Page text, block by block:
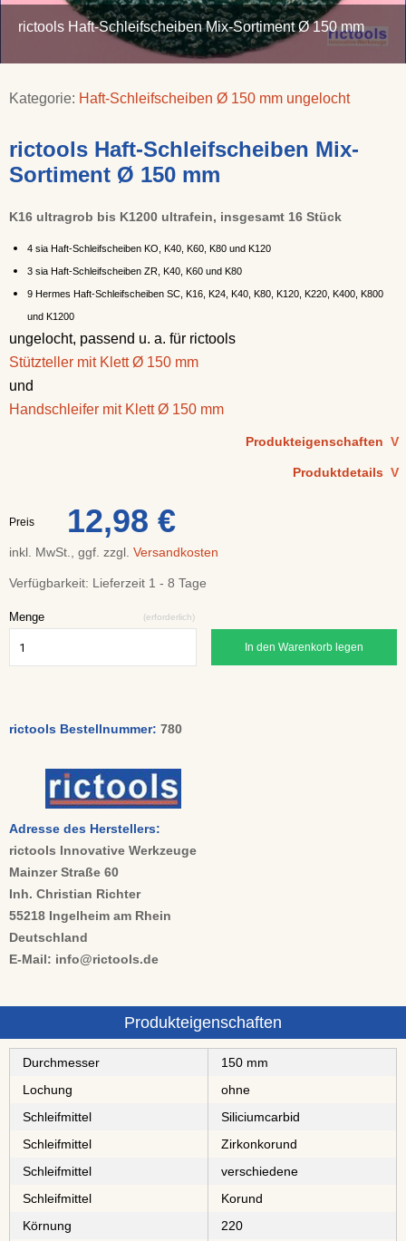
rictools Haft-Schleifscheiben Mix-Sortiment Ø 150 mm
Kategorie: Haft-Schleifscheiben Ø 150 mm ungelocht
rictools Haft-Schleifscheiben Mix-
Sortiment Ø 150 mm
K16 ultragrob bis K1200 ultrafein, insgesamt 16 Stück
4 sia Haft-Schleifscheiben KO, K40, K60, K80 und K120
3 sia Haft-Schleifscheiben ZR, K40, K60 und K80
9 Hermes Haft-Schleifscheiben SC, K16, K24, K40, K80, K120, K220, K400, K800
und K1200
ungelocht, passend u. a. für rictools
Stützteller mit Klett Ø 150 mm
und
Handschleifer mit Klett Ø 150 mm
Produkteigenschaften V
Produktdetails V
Preis 12,98 €
inkl. MwSt., ggf. zzgl. Versandkosten
Verfügbarkeit: Lieferzeit 1 - 8 Tage
Menge (erforderlich)
In den Warenkorb legen
rictools Bestellnummer: 780
Adresse des Herstellers:
rictools Innovative Werkzeuge
Mainzer Straße 60
Inh. Christian Richter
55218 Ingelheim am Rhein
Deutschland
E-Mail: info@rictools.de
Produkteigenschaften
Durchmesser
150 mm
Lochung
ohne
Schleifmittel
⁠⁠⁠⁠⁠⁠⁠⁠Siliciumcarbid
Schleifmittel
⁠⁠⁠⁠⁠Zirkonkorund
Schleifmittel
⁠⁠⁠⁠⁠⁠⁠⁠⁠⁠⁠⁠⁠⁠⁠verschiedene
Schleifmittel
⁠⁠⁠Korund
Körnung
220